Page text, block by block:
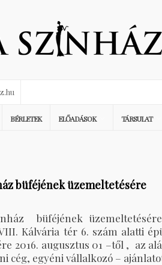
BÉRLETEK ELŐADÁSOK TÁRSULAT
büféjének üzemeltetésére
büféjének
Kálvária tér 6. szám alatti
2016. augusztus 01 –től , az
cég, egyéni vállalkozó –